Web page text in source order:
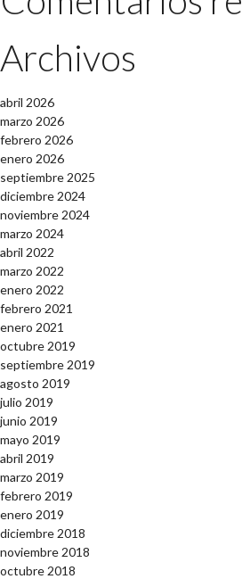
Archivos
abril 2026
marzo 2026
febrero 2026
enero 2026
septiembre 2025
diciembre 2024
noviembre 2024
marzo 2024
abril 2022
marzo 2022
enero 2022
febrero 2021
enero 2021
octubre 2019
septiembre 2019
agosto 2019
julio 2019
junio 2019
mayo 2019
abril 2019
marzo 2019
febrero 2019
enero 2019
diciembre 2018
noviembre 2018
octubre 2018